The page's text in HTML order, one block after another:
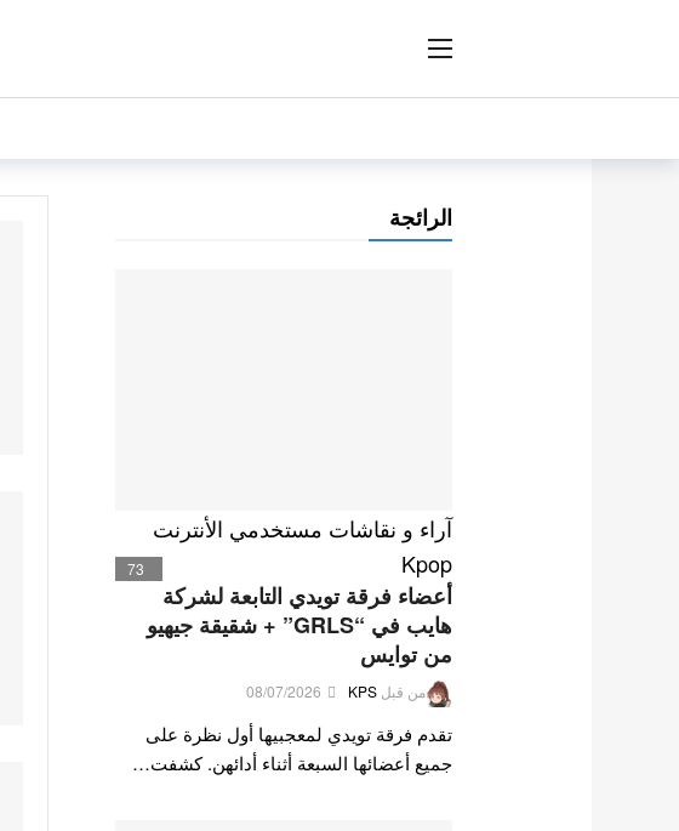
الرائجة
آراء و نقاشات مستخدمي الأنترنت
Kpop
73
أعضاء فرقة تويدي التابعة لشركة
هايب في “GRLS” + شقيقة جيهيو
من توايس
من قبل KPS
08/07/2026
تقدم فرقة تويدي لمعجبيها أول نظرة على
جميع أعضائها السبعة أثناء أدائهن. كشفت…